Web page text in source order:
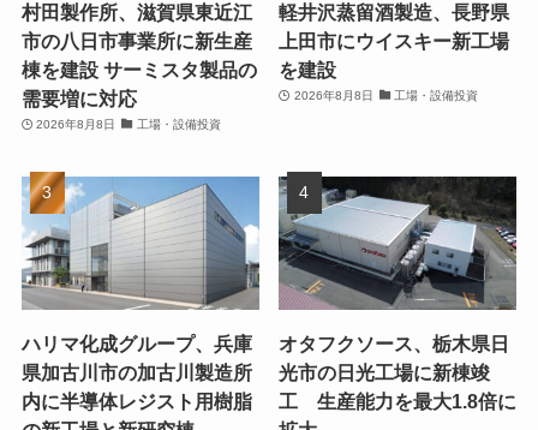
村田製作所、滋賀県東近江
市の八日市事業所に新生産
棟を建設 サーミスタ製品の
需要増に対応
2026年8月8日 工場・設備投資
軽井沢蒸留酒製造、長野県
上田市にウイスキー新工場
を建設
2026年8月8日 工場・設備投資
ハリマ化成グループ、兵庫
県加古川市の加古川製造所
内に半導体レジスト用樹脂
オタフクソース、栃木県日
光市の日光工場に新棟竣
工 生産能力を最大1.8倍に